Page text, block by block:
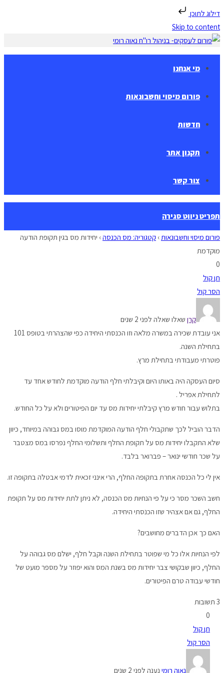
דילוג לתוכן
Skip to content
מי אנחנו
פורום מיסוי וחשבונאות
חדשות
תקנון אתר
צור קשר
תפריט ניווט סגירה
פורום מיסוי וחשבונאות› קטגוריה: מס הכנסה› יחידות מס בגין תקופת הודעה
מוקדמת
0
תן קול
הסר קול
קרן שאלו שאלה לפני 2 שנים
אני עובדת שכירה במשרה מלאה וזו הכנסתי היחידה כפי שהצהרתי בטופס 101
בתחילת השנה.
פוטרתי מעבודתי בתחילת מרץ.
סיום העסקה היה באותו היום וקיבלתי חלף הודעה מוקדמת לחודש אחד עד
לתחילת אפריל .
בתלוש עבור חודש מרץ קיבלתי יחידות מס עד יום הפיטורים ולא על כל החודש.
הדבר הוביל לכך שתקבולי חלף הודעה המוקדמת מוסו במס גבוהה במיוחד, כיוון
שלא התקבלו יחידות מס על תקופת החלף ותשלומי החלף נפרסו במס מצטבר
על שכר חודשי ינואר – פברואר בלבד.
אין לי כל הכנסה אחרת בתקופה החלף, הרי אינני זכאית לדמי אבטלה בתקופה זו.
חשב השכר מסר כי על פי הנחיות מס הכנסה, לא ניתן לתת יחידות מס על תקופת
החלף, גם אם אצהיר שזו הכנסתי היחידה.
האם כך אכן הדברים מחושבים?
לפי הנחיות אלו כל מי שפוטר בתחילת השנה וקבל חלף, ישלם מס גבוהה על
החלף, כיוון שבקושי צבר יחידות מס בשנת המס והוא יפוזר על מספר מועט של
חודשי עבודה טרם הפיטורים.
3 תשובות
0
תן קול
הסר קול
נאוה רומי נענה לפני 2 שנים